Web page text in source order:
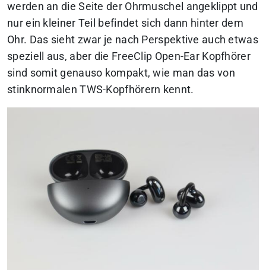
werden an die Seite der Ohrmuschel angeklippt und
nur ein kleiner Teil befindet sich dann hinter dem
Ohr. Das sieht zwar je nach Perspektive auch etwas
speziell aus, aber die FreeClip Open-Ear Kopfhörer
sind somit genauso kompakt, wie man das von
stinknormalen TWS-Kopfhörern kennt.